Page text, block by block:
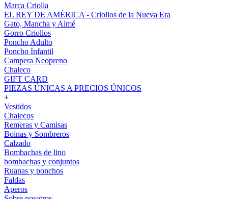
Marca Criolla
EL REY DE AMÉRICA - Criollos de la Nueva Era
Gato, Mancha y Aimé
Gorro Criollos
Poncho Adulto
Poncho Infantil
Campera Neopreno
Chaleco
GIFT CARD
PIEZAS ÚNICAS A PRECIOS ÚNICOS
+
Vestidos
Chalecos
Remeras y Camisas
Boinas y Sombreros
Calzado
Bombachas de lino
bombachas y conjuntos
Ruanas y ponchos
Faldas
Aperos